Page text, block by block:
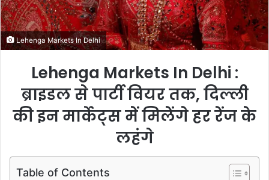
i
Lehenga Markets In Delhi
Lehenga Markets In Delhi :
ब्राइडल से पार्टी वियर तक, दिल्ली
की इन मार्केट्स में मिलेंगे हर रेंज के
लहंगे
Table of Contents